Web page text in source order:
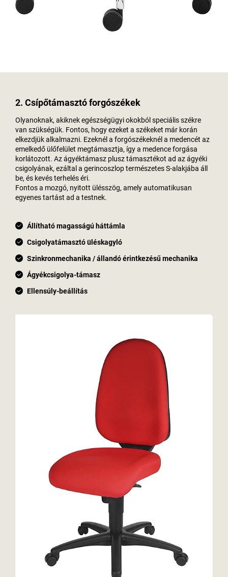
2. Csípőtámasztó forgószékek
Olyanoknak, akiknek egészségügyi okokból speciális székre
van szükségük. Fontos, hogy ezeket a székeket már korán
elkezdjük alkalmazni. Ezeknél a forgószékeknél a medencét az
emelkedő ülőfelület megtámasztja, így a medence forgása
korlátozott. Az ágyéktámasz plusz támasztékot ad az ágyéki
csigolyának, ezáltal a gerincoszlop természetes S-alakjába áll
be, és kevés terhelés éri.
Fontos a mozgó, nyitott ülésszög, amely automatikusan
egyenes tartást ad a testnek.
Állítható magasságú háttámla
Csigolyatámasztó üléskagyló
Szinkronmechanika / állandó érintkezésű mechanika
Ágyékcsigolya-támasz
Ellensúly-beállítás